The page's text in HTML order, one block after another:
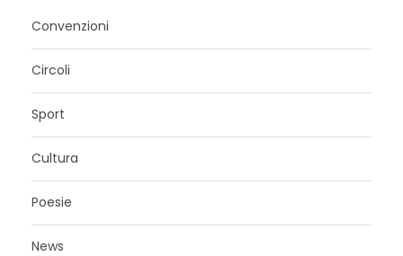
Convenzioni
Circoli
Sport
Cultura
Poesie
News